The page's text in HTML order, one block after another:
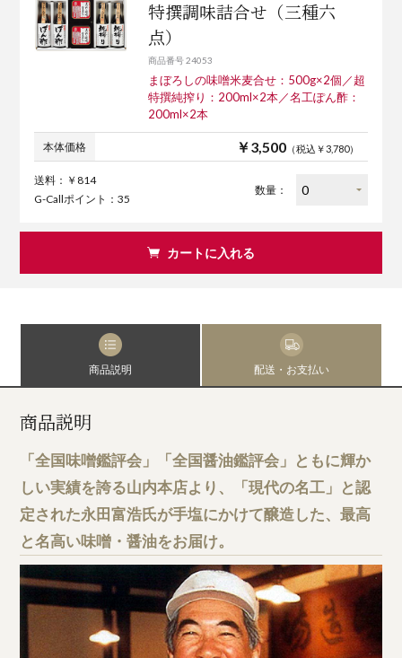
特撰調味詰合せ（三種六
点）
商品番号 24053
まぼろしの味噌米麦合せ：500g×2個／超
特撰純搾り：200ml×2本／名工ぽん酢：
200ml×2本
本体価格 ￥3,500（税込￥3,780）
送料：￥814
G-Callポイント：35
数量：
カートに入れる
商品説明 配送・お支払い
商品説明
「全国味噌鑑評会」「全国醤油鑑評会」ともに輝か
しい実績を誇る山内本店より、「現代の名工」と認
定された永田富浩氏が手塩にかけて醸造した、最高
と名高い味噌・醤油をお届け。